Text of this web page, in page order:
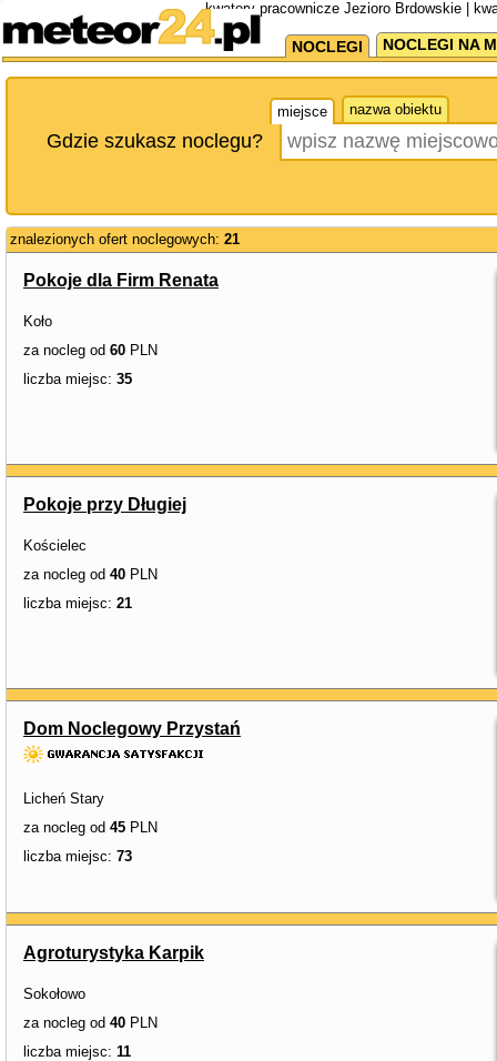
kwatery pracownicze Jezioro Brdowskie |
NOCLEGI NOCLEGI NA
miejsce nazwa obiektu
Gdzie szukasz noclegu?
znalezionych ofert noclegowych: 21
Pokoje dla Firm Renata
Koło
za nocleg od 60 PLN
liczba miejsc: 35
Pokoje przy Długiej
Kościelec
za nocleg od 40 PLN
liczba miejsc: 21
Dom Noclegowy Przystań
Licheń Stary
za nocleg od 45 PLN
liczba miejsc: 73
Agroturystyka Karpik
Sokołowo
za nocleg od 40 PLN
liczba miejsc: 11